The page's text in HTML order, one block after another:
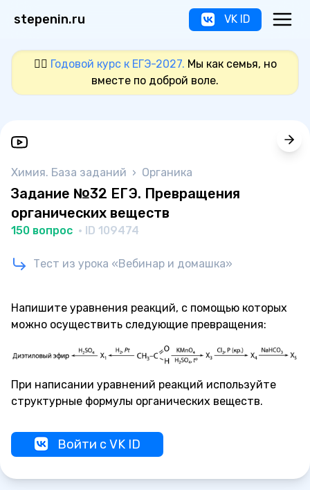
stepenin.ru VK ID
❤️‍🔥 Годовой курс к ЕГЭ-2027. Мы как семья, но
вместе по доброй воле.
Химия. База заданий › Органика
Задание №32 ЕГЭ. Превращения
органических веществ
150 вопрос · ID 109474
Тест из урока «Вебинар и домашка»
Напишите уравнения реакций, с помощью которых
можно осуществить следующие превращения:
При написании уравнений реакций используйте
структурные формулы органических веществ.
Войти с VK ID